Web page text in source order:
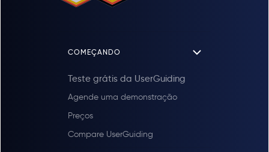
COMEÇANDO
Teste grátis da UserGuiding
Agende uma demonstração
Preços
Compare UserGuiding